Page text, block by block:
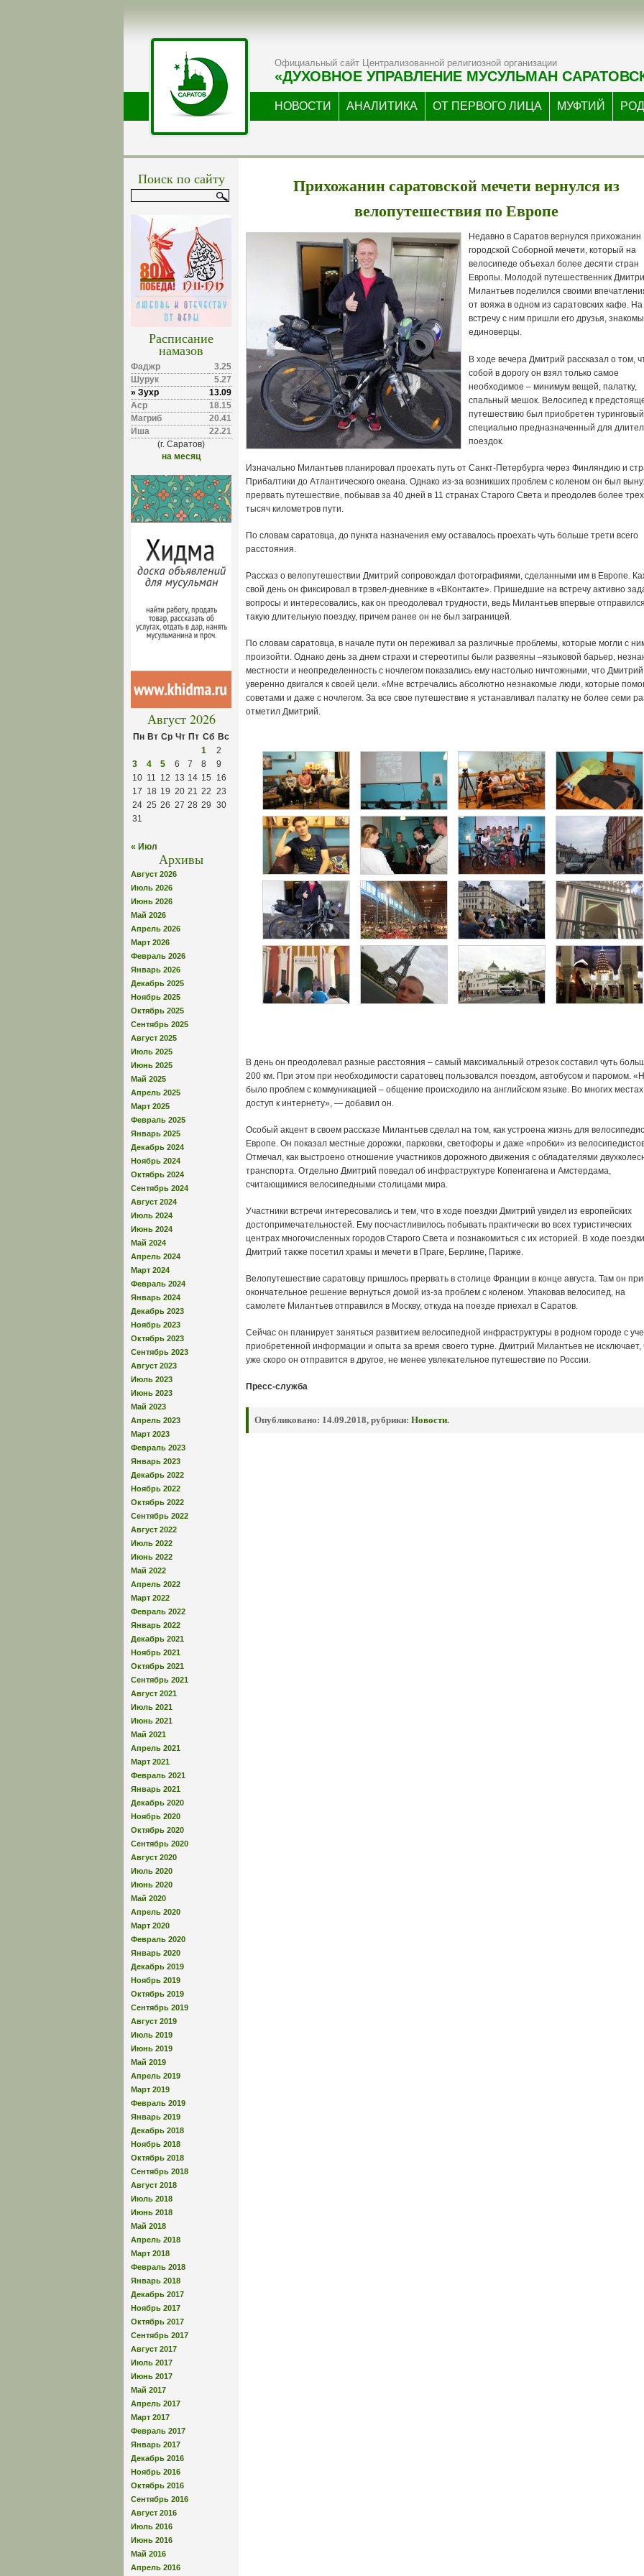
Официальный сайт Централизованной религиозной организации
«ДУХОВНОЕ УПРАВЛЕНИЕ МУСУЛЬМАН
НОВОСТИ АНАЛИТИКА ОТ ПЕРВОГО ЛИЦА МУФТИЙ
Поиск по сайту
Расписание
намазов
Фаджр
3.25
Шурук
5.27
» Зухр
13.09
Аср
18.15
Магриб
20.41
Иша
22.21
(г. Саратов)
на месяц
Август 2026
Пн Вт Ср Чт Пт Сб Вс
1
2
3
4 5 6 7 8
9
10 11 12 13 14 15
16
17 18 19 20 21 22 23
24 25 26 27 28 29 30
31
« Июл
Архивы
Август 2026
Июль 2026
Июнь 2026
Май 2026
Апрель 2026
Март 2026
Февраль 2026
Январь 2026
Декабрь 2025
Ноябрь 2025
Октябрь 2025
Сентябрь 2025
Август 2025
Июль 2025
Июнь 2025
Май 2025
Апрель 2025
Март 2025
Февраль 2025
Январь 2025
Декабрь 2024
Ноябрь 2024
Октябрь 2024
Сентябрь 2024
Август 2024
Июль 2024
Июнь 2024
Май 2024
Апрель 2024
Март 2024
Февраль 2024
Январь 2024
Декабрь 2023
Ноябрь 2023
Октябрь 2023
Сентябрь 2023
Август 2023
Июль 2023
Июнь 2023
Май 2023
Апрель 2023
Март 2023
Февраль 2023
Январь 2023
Декабрь 2022
Ноябрь 2022
Октябрь 2022
Сентябрь 2022
Август 2022
Июль 2022
Июнь 2022
Май 2022
Апрель 2022
Март 2022
Февраль 2022
Январь 2022
Декабрь 2021
Ноябрь 2021
Октябрь 2021
Сентябрь 2021
Август 2021
Июль 2021
Июнь 2021
Май 2021
Апрель 2021
Март 2021
Февраль 2021
Январь 2021
Декабрь 2020
Ноябрь 2020
Октябрь 2020
Сентябрь 2020
Август 2020
Июль 2020
Июнь 2020
Май 2020
Апрель 2020
Март 2020
Февраль 2020
Январь 2020
Декабрь 2019
Ноябрь 2019
Октябрь 2019
Сентябрь 2019
Август 2019
Июль 2019
Июнь 2019
Май 2019
Апрель 2019
Март 2019
Февраль 2019
Январь 2019
Декабрь 2018
Ноябрь 2018
Октябрь 2018
Сентябрь 2018
Август 2018
Июль 2018
Июнь 2018
Май 2018
Апрель 2018
Март 2018
Февраль 2018
Январь 2018
Декабрь 2017
Ноябрь 2017
Октябрь 2017
Сентябрь 2017
Август 2017
Июль 2017
Июнь 2017
Май 2017
Апрель 2017
Март 2017
Февраль 2017
Январь 2017
Декабрь 2016
Ноябрь 2016
Октябрь 2016
Сентябрь 2016
Август 2016
Июль 2016
Июнь 2016
Май 2016
Апрель 2016
Прихожанин саратовской мечети вернулся из
велопутешествия по Европе
Недавно в Саратов вернулся прихожанин
городской Соборной мечети, который на
велосипеде объехал более десяти стран
Европы. Молодой путешественник
Милантьев поделился своими
от вояжа в одном из саратовских кафе. На
встречу с ним пришли его друзья,
единоверцы.
В ходе вечера Дмитрий рассказал о том,
собой в дорогу он взял только самое
необходимое – минимум вещей, палатку,
спальный мешок. Велосипед к
путешествию был приобретен
специально предназначенный для
поездок.
Изначально Милантьев планировал проехать путь от Санкт-Петербурга через Финляндию и
Прибалтики до Атлантического океана. Однако из-за возникших проблем с коленом он был
прервать путешествие, побывав за 40 дней в 11 странах Старого Света и преодолев более трех
тысяч километров пути.
По словам саратовца, до пункта назначения ему оставалось проехать чуть больше трети всего
расстояния.
Рассказ о велопутешествии Дмитрий сопровождал фотографиями, сделанными им в Европе.
свой день он фиксировал в трэвел-дневнике в «ВКонтакте». Пришедшие на встречу активно
вопросы и интересовались, как он преодолевал трудности, ведь Милантьев впервые
такую длительную поездку, причем ранее он не был заграницей.
По словам саратовца, в начале пути он переживал за различные проблемы, которые могли с
произойти. Однако день за днем страхи и стереотипы были развеяны –языковой барьер,
местности и неопределенность с ночлегом показались ему настолько ничтожными, что Дмитрий
уверенно двигался к своей цели. «Мне встречались абсолютно незнакомые люди, которые
советами и даже с ночлегом. За все свое путешествие я устанавливал палатку не более семи
отметил Дмитрий.
В день он преодолевал разные расстояния – самый максимальный отрезок составил чуть
200 км. При этом при необходимости саратовец пользовался поездом, автобусом и паромом.
было проблем с коммуникацией – общение происходило на английском языке. Во многих местах
доступ к интернету», — добавил он.
Особый акцент в своем рассказе Милантьев сделал на том, как устроена жизнь для
Европе. Он показал местные дорожки, парковки, светофоры и даже «пробки» из
Отмечал, как выстроено отношение участников дорожного движения с обладателями
транспорта. Отдельно Дмитрий поведал об инфраструктуре Копенгагена и Амстердама,
считающимися велосипедными столицами мира.
Участники встречи интересовались и тем, что в ходе поездки Дмитрий увидел из европейских
достопримечательностей. Ему посчастливилось побывать практически во всех туристических
центрах многочисленных городов Старого Света и познакомиться с их историей. В ходе поездки
Дмитрий также посетил храмы и мечети в Праге, Берлине, Париже.
Велопутешествие саратовцу пришлось прервать в столице Франции в конце августа. Там он
окончательное решение вернуться домой из-за проблем с коленом. Упаковав велосипед, на
самолете Милантьев отправился в Москву, откуда на поезде приехал в Саратов.
Сейчас он планирует заняться развитием велосипедной инфраструктуры в родном городе с
приобретенной информации и опыта за время своего турне. Дмитрий Милантьев не исключает,
уже скоро он отправится в другое, не менее увлекательное путешествие по России.
Пресс-служба
Опубликовано: 14.09.2018, рубрики: Новости.